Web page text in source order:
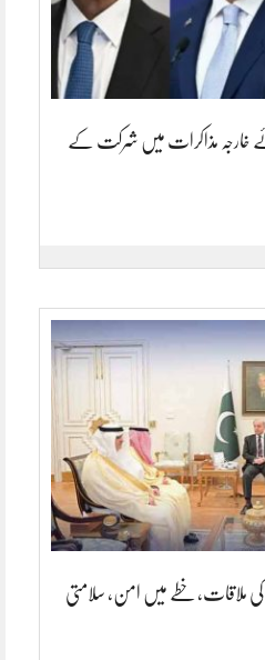
خارجہ مذاکرات میں شرکت کے
ملاقات، خطے میں امن، سلامتی